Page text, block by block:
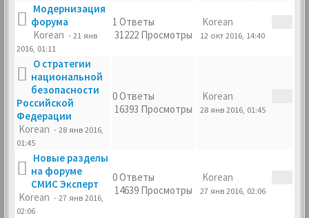
Модернизация
форума
Korean - 21 янв
2016, 01:11
1 Ответы
31222 Просмотры
Korean
12 окт 2016, 14:40
О стратегии
национальной
безопасности
Российской
Федерации
Korean - 28 янв 2016,
01:45
0 Ответы
16393 Просмотры
Korean
28 янв 2016, 01:45
Новые разделы
на форуме
СМИС Эксперт
Korean - 27 янв 2016,
02:06
0 Ответы
14639 Просмотры
Korean
27 янв 2016, 02:06